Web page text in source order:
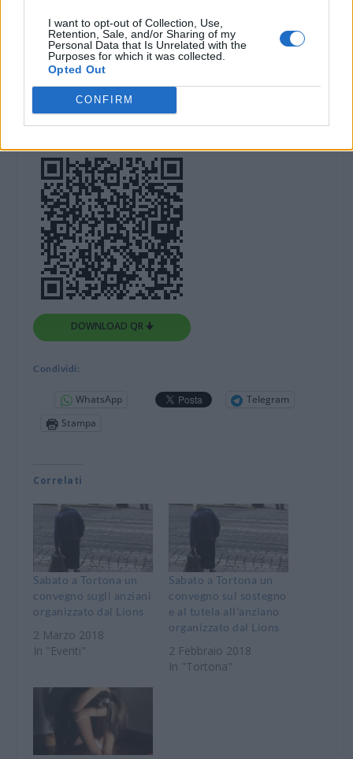
I want to opt-out of Collection, Use,
Retention, Sale, and/or Sharing of my
Personal Data that Is Unrelated with the
Purposes for which it was collected.
Opted Out
CONFIRM
DOWNLOAD QR 🠋
Condividi:
WhatsApp
Telegram
Stampa
Correlati
Sabato a Tortona un
convegno sugli anziani
organizzato dal Lions
2 Marzo 2018
In "Eventi"
Sabato a Tortona un
convegno sul sostegno
e al tutela all’anziano
organizzato dal Lions
2 Febbraio 2018
In "Tortona"